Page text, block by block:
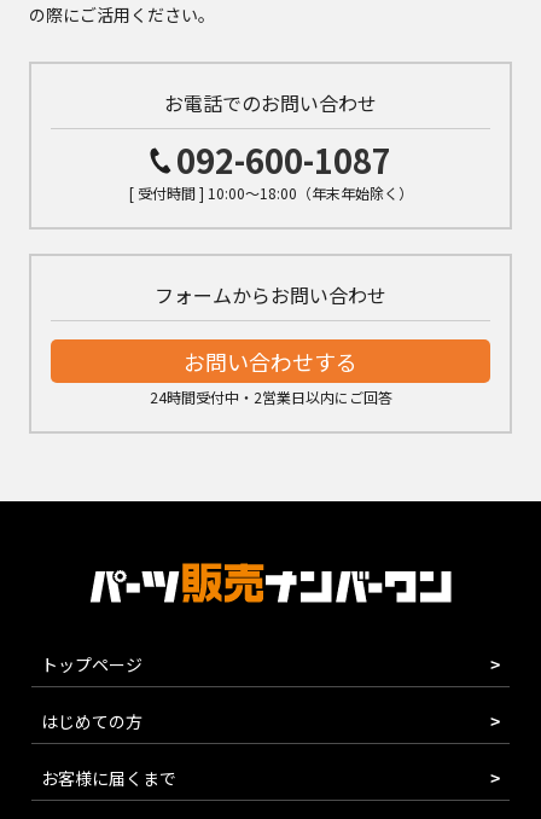
の際にご活用ください。
お電話でのお問い合わせ
092-600-1087
[ 受付時間 ] 10:00～18:00（年末年始除く）
フォームからお問い合わせ
お問い合わせする
24時間受付中・2営業日以内にご回答
トップページ
はじめての方
お客様に届くまで